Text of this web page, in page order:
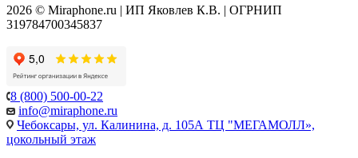
2026 © Miraphone.ru | ИП Яковлев К.В. | ОГРНИП
319784700345837
8 (800) 500-00-22
info@miraphone.ru
Чебоксары, ул. Калинина, д. 105А ТЦ "МЕГАМОЛЛ»,
цокольный этаж